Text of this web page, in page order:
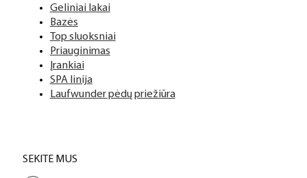
Geliniai lakai
Bazės
Top sluoksniai
Priauginimas
Įrankiai
SPA linija
Laufwunder pėdų priežiūra
SEKITE MUS